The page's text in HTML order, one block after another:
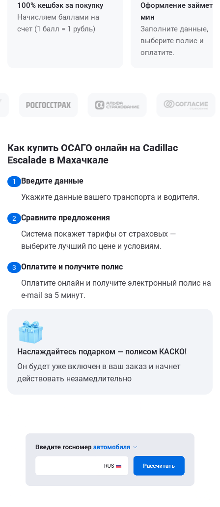
100% кешбэк за покупку
Начисляем баллами на
счет (1 балл = 1 рубль)
Оформление займет
мин
Заполните данные,
выберите полис и
оплатите.
Как купить ОСАГО онлайн на Cadillac
Escalade в Махачкале
1
Введите данные
Укажите данные вашего транспорта и водителя.
2
Сравните предложения
Система покажет тарифы от страховых —
выберите лучший по цене и условиям.
3
Оплатите и получите полис
Оплатите онлайн и получите электронный полис на
e-mail за 5 минут.
Наслаждайтесь подарком — полисом КАСКО!
Он будет уже включен в ваш заказ и начнет
действовать незамедлительно